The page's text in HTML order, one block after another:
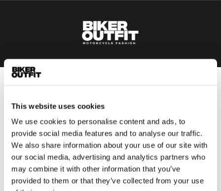
This website uses cookies
We use cookies to personalise content and ads, to
provide social media features and to analyse our traffic.
We also share information about your use of our site with
our social media, advertising and analytics partners who
may combine it with other information that you’ve
provided to them or that they’ve collected from your use
Motorkleding heren
Motorjas heren
Motorbroek heren
Motorpak heren
Motorjeans heren
Motorhoodie heren